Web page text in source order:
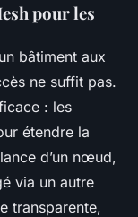
pour les
bâtiment aux
ne suffit pas.
: les
étendre la
d’un nœud,
via un autre
transparente,